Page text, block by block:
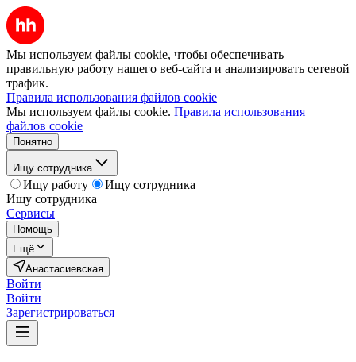
Мы используем файлы cookie, чтобы обеспечивать
правильную работу нашего веб-сайта и анализировать сетевой
трафик.
Правила использования файлов cookie
Мы используем файлы cookie. Правила использования
файлов cookie
Понятно
Ищу сотрудника
Ищу работу
Ищу сотрудника
Ищу сотрудника
Сервисы
Помощь
Ещё
Анастасиевская
Войти
Войти
Зарегистрироваться